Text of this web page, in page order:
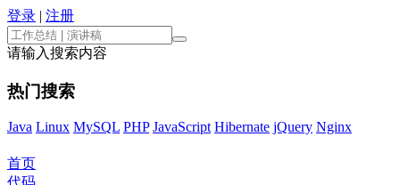
登录 | 注册
请输入搜索内容
热门搜索
Java Linux MySQL PHP JavaScript Hibernate jQuery Nginx
首页
代码